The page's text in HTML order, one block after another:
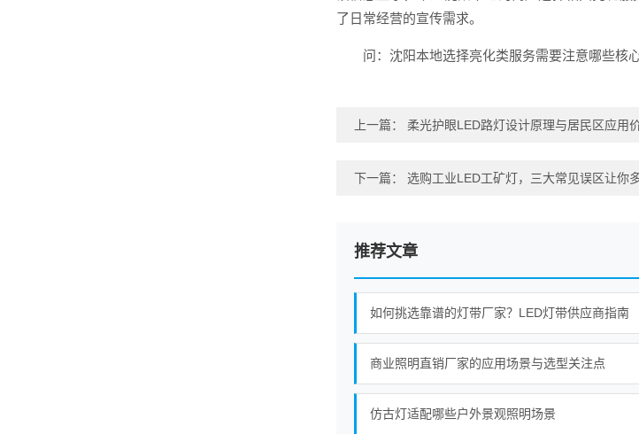
了日常经营的宣传需求。
问：沈阳本地选择亮化类服务需要注意哪些核心
上一篇： 柔光护眼LED路灯设计原理与居民区应用
下一篇： 选购工业LED工矿灯，三大常见误区让你
推荐文章
如何挑选靠谱的灯带厂家？LED灯带供应商指南
商业照明直销厂家的应用场景与选型关注点
仿古灯适配哪些户外景观照明场景